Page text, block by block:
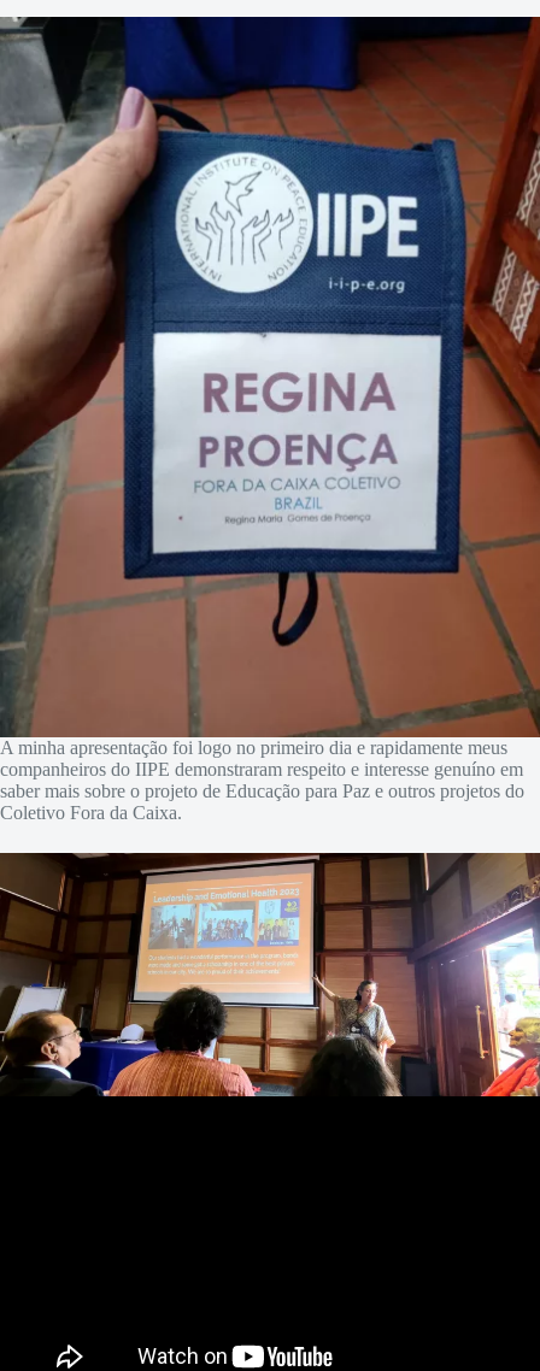
A minha apresentação foi logo no primeiro dia e rapidamente meus
companheiros do IIPE demonstraram respeito e interesse genuíno em
saber mais sobre o projeto de Educação para Paz e outros projetos do
Coletivo Fora da Caixa.